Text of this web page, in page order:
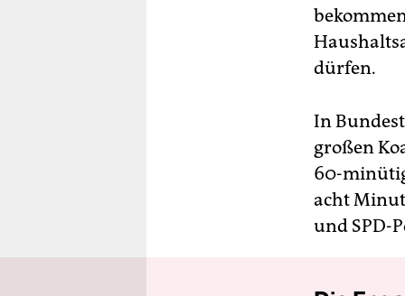
dürfen.
In
großen
60-
acht
und SPD-